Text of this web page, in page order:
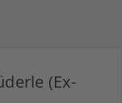
(Ex-